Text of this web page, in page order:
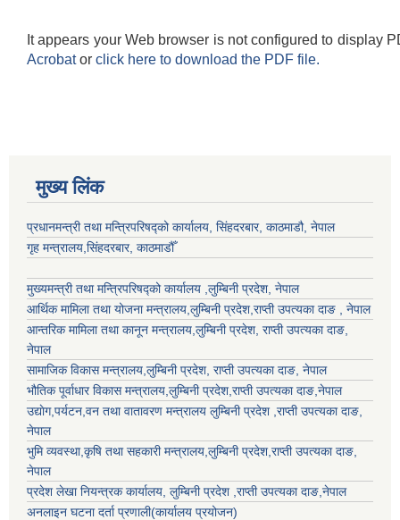
It appears your Web browser is not configured to display
Acrobator click here to download the PDF file.
मुख्य लिंक
प्रधानमन्त्री तथा मन्त्रिपरिषद्को कार्यालय, सिंहदरबार, काठमाडौ, नेपाल
गृह मन्त्रालय,सिंहदरबार, काठमाडौँ
मुख्यमन्त्री तथा मन्त्रिपरिषद्को कार्यालय ,लुम्बिनी प्रदेश, नेपाल
आर्थिक मामिला तथा योजना मन्त्रालय,लुम्बिनी प्रदेश,राप्ती उपत्यका दाङ , नेपाल
आन्तरिक मामिला तथा कानून मन्त्रालय,लुम्बिनी प्रदेश, राप्ती उपत्यका दाङ,
नेपाल
सामाजिक विकास मन्त्रालय,लुम्बिनी प्रदेश, राप्ती उपत्यका दाङ, नेपाल
भौतिक पूर्वाधार विकास मन्त्रालय,लुम्बिनी प्रदेश,राप्ती उपत्यका दाङ,नेपाल
उद्याेग,पर्यटन,वन तथा वातावरण मन्त्रालय लुम्बिनी प्रदेश ,राप्ती उपत्यका दाङ,
नेपाल
भुमि व्यवस्था,कृषि तथा सहकारी मन्त्रालय,लुम्बिनी प्रदेश,राप्ती उपत्यका दाङ,
नेपाल
प्रदेश लेखा नियन्त्रक कार्यालय, लुम्बिनी प्रदेश ,राप्ती उपत्यका दाङ,नेपाल
अनलाइन घटना दर्ता प्रणाली(कार्यालय प्रयोजन)